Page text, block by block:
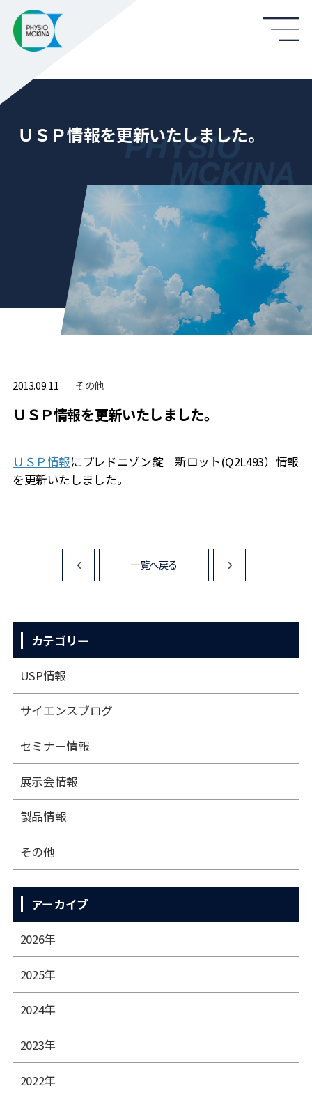
ＵＳＰ情報を更新いたしました。
2013.09.11 その他
ＵＳＰ情報を更新いたしました。
ＵＳＰ情報にプレドニゾン錠 新ロット(Q2L493）情報
を更新いたしました。
<
一覧へ戻る
カテゴリー
USP情報
サイエンスブログ
セミナー情報
展⽰会情報
製品情報
その他
アーカイブ
2026年
2025年
2024年
2023年
2022年